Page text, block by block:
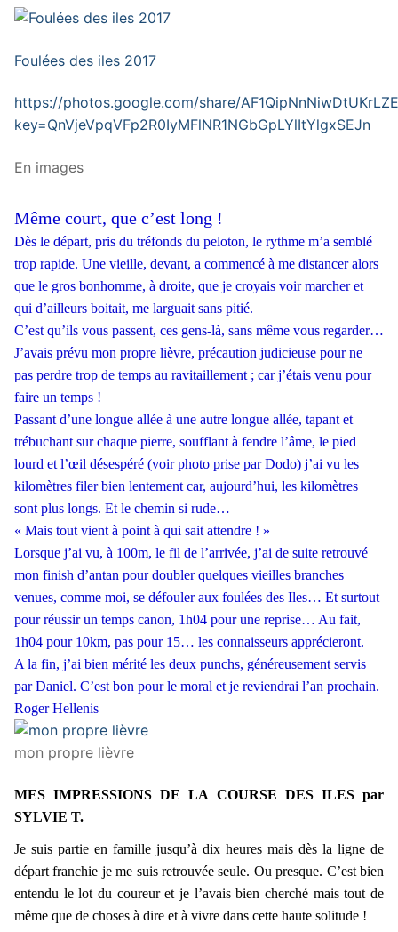
Foulées des iles 2017
https://photos.google.com/share/
key=QnVjeVpqVFp2R0IyMFlNR1NGbGpLYlItYlgxSEJn
En images
Même court, que c’est long !
Dès le départ, pris du tréfonds du peloton, le rythme m’a semblé
trop rapide. Une vieille, devant, a commencé à me distancer alors
que le gros bonhomme, à droite, que je croyais voir marcher et
qui d’ailleurs boitait, me larguait sans pitié.
C’est qu’ils vous passent, ces gens-là, sans même vous regarder…
J’avais prévu mon propre lièvre, précaution judicieuse pour ne
pas perdre trop de temps au ravitaillement ; car j’étais venu pour
faire un temps !
Passant d’une longue allée à une autre longue allée, tapant et
trébuchant sur chaque pierre, soufflant à fendre l’âme, le pied
lourd et l’œil désespéré (voir photo prise par Dodo) j’ai vu les
kilomètres filer bien lentement car, aujourd’hui, les kilomètres
sont plus longs. Et le chemin si rude…
« Mais tout vient à point à qui sait attendre ! »
Lorsque j’ai vu, à 100m, le fil de l’arrivée, j’ai de suite retrouvé
mon finish d’antan pour doubler quelques vieilles branches
venues, comme moi, se défouler aux foulées des Iles… Et surtout
pour réussir un temps canon, 1h04 pour une reprise… Au fait,
1h04 pour 10km, pas pour 15… les connaisseurs apprécieront.
A la fin, j’ai bien mérité les deux punchs, généreusement servis
par Daniel. C’est bon pour le moral et je reviendrai l’an prochain.
Roger Hellenis
mon propre lièvre
MES IMPRESSIONS DE LA COURSE DES ILES par
SYLVIE T.
Je suis partie en famille jusqu’à dix heures mais dès la ligne de
départ franchie je me suis retrouvée seule. Ou presque. C’est bien
entendu le lot du coureur et je l’avais bien cherché mais tout de
même que de choses à dire et à vivre dans cette haute solitude !